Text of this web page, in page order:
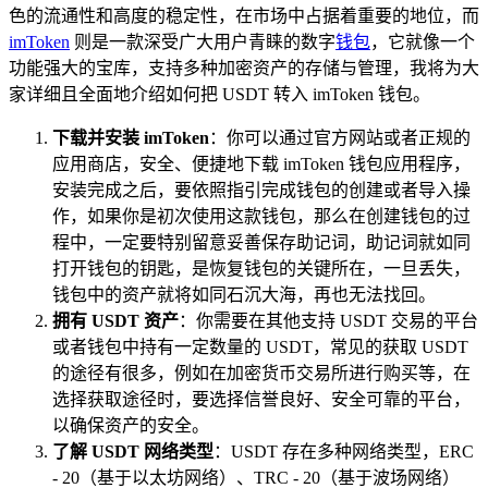
色的流通性和高度的稳定性，在市场中占据着重要的地位，而
imToken 则是一款深受广大用户青睐的数字钱包，它就像一个
功能强大的宝库，支持多种加密资产的存储与管理，我将为大
家详细且全面地介绍如何把 USDT 转入 imToken 钱包。
下载并安装 imToken ：你可以通过官方网站或者正规的
应用商店，安全、便捷地下载 imToken 钱包应用程序，
安装完成之后，要依照指引完成钱包的创建或者导入操
作，如果你是初次使用这款钱包，那么在创建钱包的过
程中，一定要特别留意妥善保存助记词，助记词就如同
打开钱包的钥匙，是恢复钱包的关键所在，一旦丢失，
钱包中的资产就将如同石沉大海，再也无法找回。
拥有 USDT 资产：你需要在其他支持 USDT 交易的平台
或者钱包中持有一定数量的 USDT，常见的获取 USDT
的途径有很多，例如在加密货币交易所进行购买等，在
选择获取途径时，要选择信誉良好、安全可靠的平台，
以确保资产的安全。
了解 USDT 网络类型 ：USDT 存在多种网络类型，ERC
- 20（基于以太坊网络）、TRC - 20（基于波场网络）